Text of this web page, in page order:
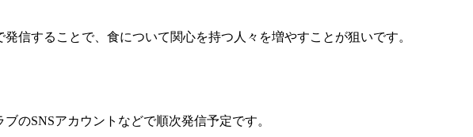
信することで、食について関心を持つ人々を増やすことが狙いです。
のSNSアカウントなどで順次発信予定です。